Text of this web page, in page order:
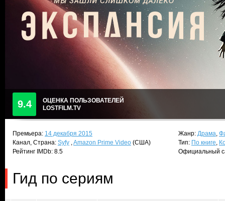
9.4
ОЦЕНКА ПОЛЬЗОВАТЕЛЕЙ
LOSTFILM.TV
Премьера: 14 декабря 2015
Канал, Страна: Syfy ,Amazon Prime Video (США)
Рейтинг IMDb: 8.5
Жанр: Драма,
Тип: По книге,
Официальный
Гид по сериям